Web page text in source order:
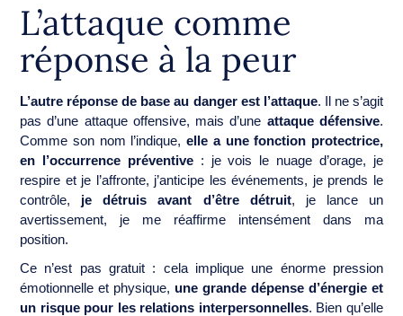
L’attaque comme
réponse à la peur
L’autre réponse de base au danger est l’attaque. Il ne s’agit
pas d’une attaque offensive, mais d’une attaque défensive.
Comme son nom l’indique, elle a une fonction protectrice,
en l’occurrence préventive: je vois le nuage d’orage, je
respire et je l’affronte, j’anticipe les événements, je prends le
contrôle, je détruis avant d’être détruit, je lance un
avertissement, je me réaffirme intensément dans ma
position.
Ce n’est pas gratuit : cela implique une énorme pression
émotionnelle et physique, une grande dépense d’énergie et
un risque pour les relations interpersonnelles. Bien qu’elle